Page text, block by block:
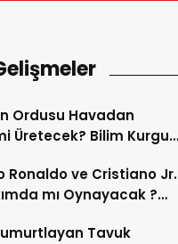
Ordusu Havadan
Üretecek? Bilim Kurgu
Ronaldo ve Cristiano Jr.
mı Oynayacak ?
Başlıyor ? Tavuk